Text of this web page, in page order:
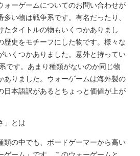
ォーゲームについてのお問い合わせが
い物は戦争系です。有名だったり、
たタイトルの物もいくつかありまし
歴史をモチーフにした物です。様々な
いくつかありました。意外と持ってい
です。あまり種類がないのか同じ物
ありました。ウォーゲームは海外製の
日本語訳があるとちょっと価値が上が
」とは
類の中でも、ボードゲーマーから高い
ゲーム」です。このウォーゲームと